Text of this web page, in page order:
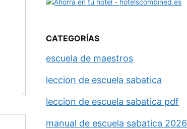
CATEGORÍAS
escuela de maestros
leccion de escuela sabatica
leccion de escuela sabatica pdf
manual de escuela sabatica 2026